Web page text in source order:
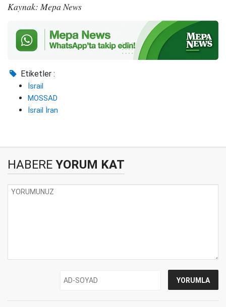
Kaynak: Mepa News
Etiketler :
İsrail
MOSSAD
İsrail İran
HABERE YORUM KAT